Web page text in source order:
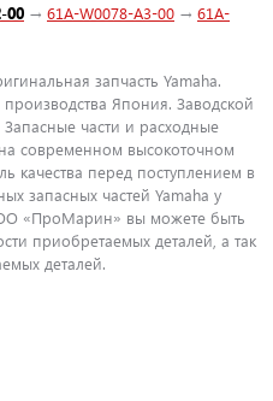
00 → 61A-W0078-A3-00 → 61A-
запчасть Yamaha.
Япония. Заводской
части и расходные
современном высокоточном
качества перед поступлением в
запасных частей Yamaha у
«ПроМарин» вы можете быть
приобретаемых деталей, а так
деталей.